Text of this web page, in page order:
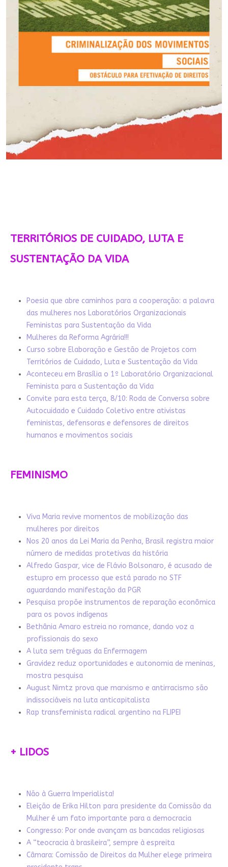
TERRITÓRIOS DE CUIDADO, LUTA E
SUSTENTAÇÃO DA VIDA
Poesia que abre caminhos para a cooperação: a palavra
das mulheres nos Laboratórios Organizacionais
Feministas para Sustentação da Vida
Mulheres da Reforma Agrária!!!
Curso sobre Elaboração e Gestão de Projetos com
Territórios de Cuidado, Luta e Sustentação da Vida
Aconteceu em Brasília o 1º Laboratório Organizacional
Feminista para a Sustentação da Vida
Convite para esta terça, 8/10: Roda de Conversa sobre
Autocuidado e Cuidado Coletivo entre ativistas
feministas, defensoras e defensores de direitos
humanos e movimentos sociais
FEMINISMO
Viva Maria revive momentos de mobilização das
mulheres por direitos
Nos 20 anos da Lei Maria da Penha, Brasil registra maior
número de medidas protetivas da história
Alfredo Gaspar, vice de Flávio Bolsonaro, é acusado de
estupro em processo que está parado no STF
aguardando manifestação da PGR
Pesquisa propõe instrumentos de reparação econômica
para os povos indígenas
Bethânia Amaro estreia no romance, dando voz a
profissionais do sexo
A luta sem tréguas da Enfermagem
Gravidez reduz oportunidades e autonomia de meninas,
mostra pesquisa
August Nimtz prova que marxismo e antirracismo são
indissociáveis na luta anticapitalista
Rap transfeminista radical argentino na FLIPEI
+ LIDOS
Não à Guerra Imperialista!
Eleição de Erika Hilton para presidente da Comissão da
Mulher é um fato importante para a democracia
Congresso: Por onde avançam as bancadas religiosas
A “teocracia à brasileira”, sempre à espreita
Câmara: Comissão de Direitos da Mulher elege primeira